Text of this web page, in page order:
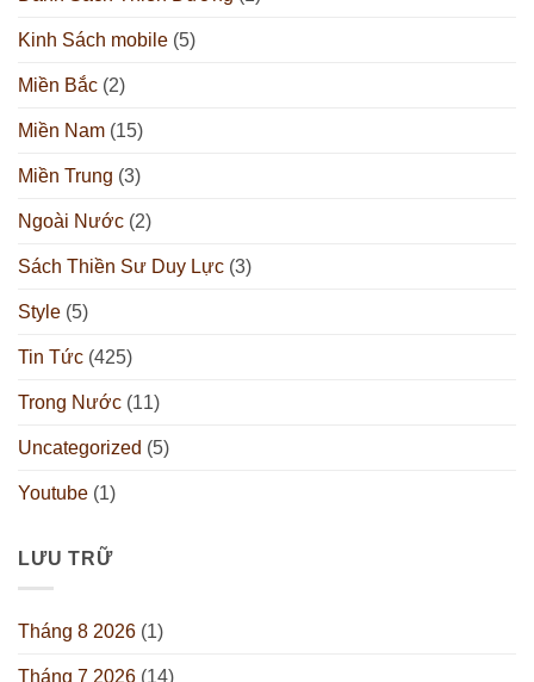
Kinh Sách mobile (5)
Miền Bắc (2)
Miền Nam (15)
Miền Trung (3)
Ngoài Nước (2)
Sách Thiền Sư Duy Lực (3)
Style (5)
Tin Tức (425)
Trong Nước (11)
Uncategorized (5)
Youtube (1)
LƯU TRỮ
Tháng 8 2026 (1)
Tháng 7 2026 (14)